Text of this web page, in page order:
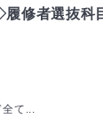
履修者選抜科
全て...